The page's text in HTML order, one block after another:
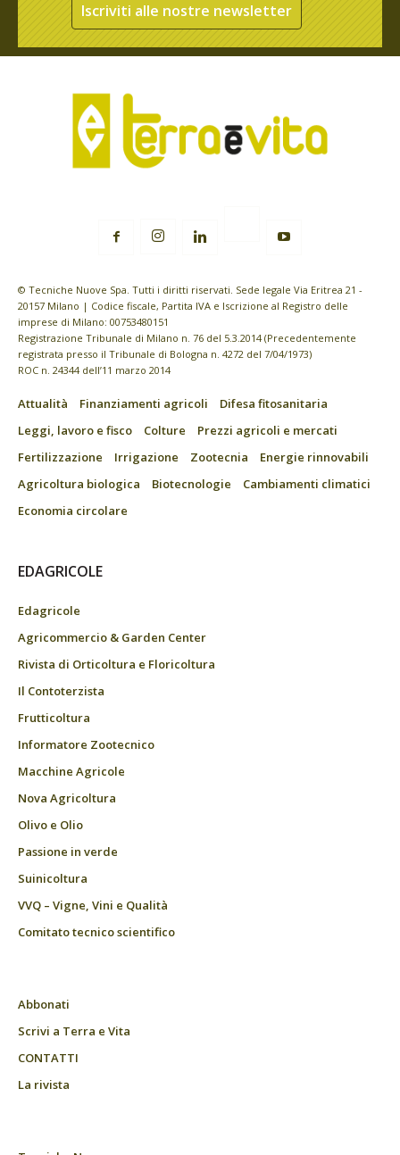
Iscriviti alle nostre newsletter
© Tecniche Nuove Spa. Tutti i diritti riservati. Sede legale Via Eritrea 21 -
20157 Milano | Codice fiscale, Partita IVA e Iscrizione al Registro delle
imprese di Milano: 00753480151
Registrazione Tribunale di Milano n. 76 del 5.3.2014 (Precedentemente
registrata presso il Tribunale di Bologna n. 4272 del 7/04/1973)
ROC n. 24344 dell’11 marzo 2014
Attualità Finanziamenti agricoli
Difesa fitosanitaria
Leggi, lavoro e fisco
Colture
Prezzi agricoli e mercati
Fertilizzazione
Irrigazione Zootecnia
Energie rinnovabili
Agricoltura biologica
Biotecnologie
Cambiamenti climatici
Economia circolare
EDAGRICOLE
Edagricole
Agricommercio & Garden Center
Rivista di Orticoltura e Floricoltura
Il Contoterzista
Frutticoltura
Informatore Zootecnico
Macchine Agricole
Nova Agricoltura
Olivo e Olio
Passione in verde
Suinicoltura
VVQ – Vigne, Vini e Qualità
Comitato tecnico scientifico
Abbonati
Scrivi a Terra e Vita
CONTATTI
La rivista